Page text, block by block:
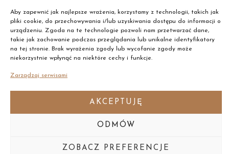
Aby zapewnić jak najlepsze wrażenia, korzystamy z technologii, takich jak
pliki cookie, do przechowywania i/lub uzyskiwania dostępu do informacji o
urządzeniu. Zgoda na te technologie pozwoli nam przetwarzać dane,
takie jak zachowanie podczas przeglądania lub unikalne identyfikatory
na tej stronie. Brak wyrażenia zgody lub wycofanie zgody może
niekorzystnie wpłynąć na niektóre cechy i funkcje.
Zarządzaj serwisami
AKCEPTUJĘ
ODMÓW
ZOBACZ PREFERENCJE